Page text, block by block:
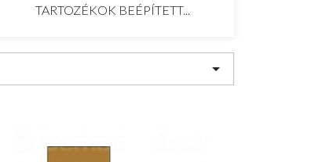
TARTOZÉKOK BEÉPÍTETT...
